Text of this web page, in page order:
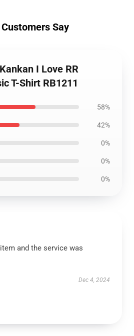
Say
I Love RR
T-Shirt RB1211
58%
42%
0%
0%
0%
and the service was
Dec 4, 2024